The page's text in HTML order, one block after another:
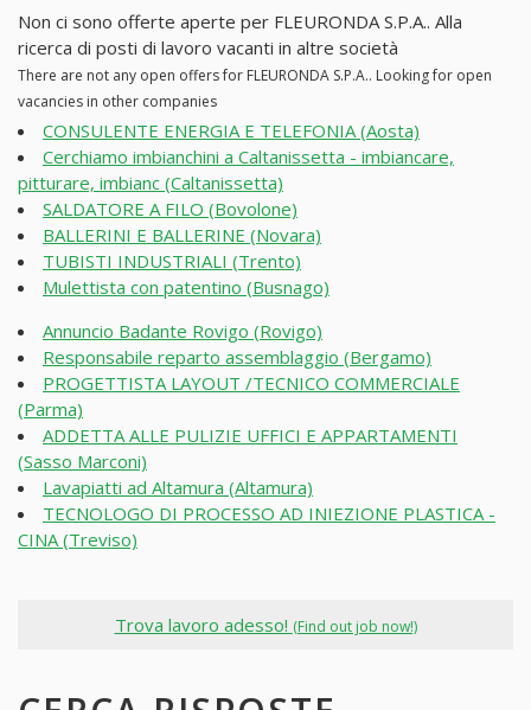
Non ci sono offerte aperte per FLEURONDA S.P.A.. Alla
ricerca di posti di lavoro vacanti in altre società
There are not any open offers for FLEURONDA S.P.A.. Looking for open
vacancies in other companies
CONSULENTE ENERGIA E TELEFONIA (Aosta)
Cerchiamo imbianchini a Caltanissetta - imbiancare,
pitturare, imbianc (Caltanissetta)
SALDATORE A FILO (Bovolone)
BALLERINI E BALLERINE (Novara)
TUBISTI INDUSTRIALI (Trento)
Mulettista con patentino (Busnago)
Annuncio Badante Rovigo (Rovigo)
Responsabile reparto assemblaggio (Bergamo)
PROGETTISTA LAYOUT /TECNICO COMMERCIALE
(Parma)
ADDETTA ALLE PULIZIE UFFICI E APPARTAMENTI
(Sasso Marconi)
Lavapiatti ad Altamura (Altamura)
TECNOLOGO DI PROCESSO AD INIEZIONE PLASTICA -
CINA (Treviso)
Trova lavoro adesso! (Find out job now!)